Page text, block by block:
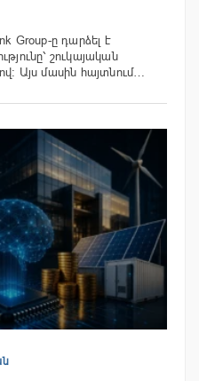
Group-ը դարձել է
շուկայական
Այս մասին հայտնում…